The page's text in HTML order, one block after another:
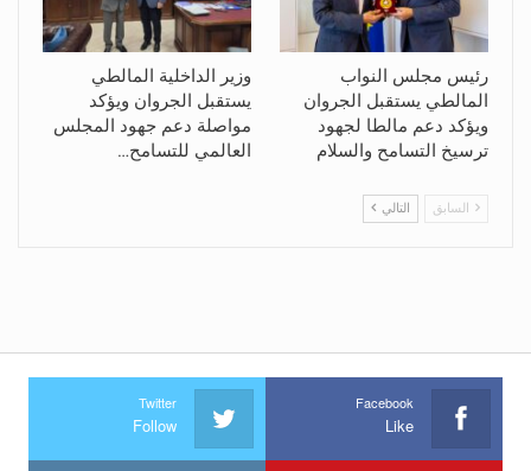
رئيس مجلس النواب
المالطي يستقبل الجروان
ويؤكد دعم مالطا لجهود
ترسيخ التسامح والسلام
وزير الداخلية المالطي
يستقبل الجروان ويؤكد
مواصلة دعم جهود المجلس
العالمي للتسامح…
السابق التالي
Facebook
Like
Twitter
Follow